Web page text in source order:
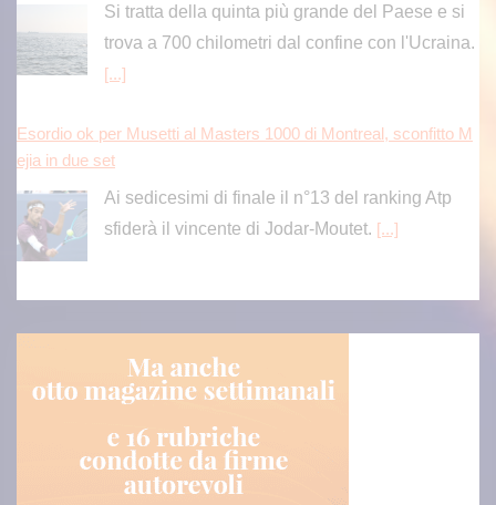
Si tratta della quinta più grande del Paese e si
trova a 700 chilometri dal confine con l'Ucraina.
[...]
Esordio ok per Musetti al Masters 1000 di Montreal, sconfitto M
ejia in due set
Ai sedicesimi di finale il n°13 del ranking Atp
sfiderà il vincente di Jodar-Moutet. [...]